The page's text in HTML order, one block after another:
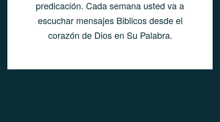
predicación. Cada semana usted va a
escuchar mensajes Biblicos desde el
corazón de Dios en Su Palabra.